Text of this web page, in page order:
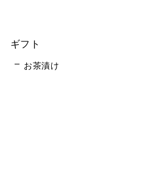
ギフト
お茶漬け